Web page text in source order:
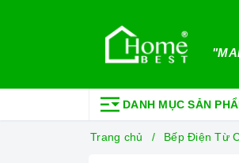
DANH MỤC SẢN
Trang chủ Bếp Điện Từ